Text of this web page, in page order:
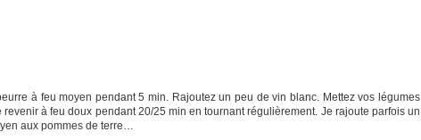
à feu moyen pendant 5 min. Rajoutez un peu de vin blanc. Mettez vos légumes
à feu doux pendant 20/25 min en tournant régulièrement. Je rajoute parfois un
aux pommes de terre…